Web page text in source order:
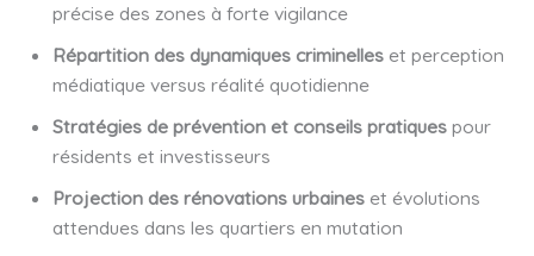
précise des zones à forte vigilance
Répartition des dynamiques criminelleset perception
médiatique versus réalité quotidienne
Stratégies de prévention et conseils pratiquespour
résidents et investisseurs
Projection des rénovations urbaineset évolutions
attendues dans les quartiers en mutation